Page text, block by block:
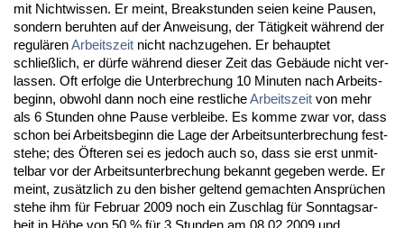
mit Nicht­wis­sen. Er meint, Break­stun­den sei­en kei­ne Pau­sen,
son­dern be­ruh­ten auf der An­wei­sung, der Tätig­keit während der
re­gulärenAr­beits­zeit nicht nach­zu­ge­hen. Er be­haup­tet
schließlich, er dürfe während die­ser Zeit das Gebäude nicht ver­
las­sen. Oft er­fol­ge die Un­ter­bre­chung 10 Mi­nu­ten nach Ar­beits­
be­ginn, ob­wohl dann noch ei­ne rest­li­cheAr­beits­zeit von mehr
als 6 St­un­den oh­ne Pau­se ver­blei­be. Es kom­me zwar vor, dass
schon bei Ar­beits­be­ginn die La­ge der Ar­beits­un­ter­bre­chung fest­
ste­he; des Öfte­ren sei es je­doch auch so, dass sie erst un­mit­
tel­bar vor der Ar­beits­un­ter­bre­chung be­kannt ge­ge­ben wer­de. Er
meint, zusätz­lich zu den bis­her gel­tend ge­mach­ten Ansprüchen
ste­he ihm für Fe­bru­ar 2009 noch ein Zu­schlag für Sonn­tags­ar­